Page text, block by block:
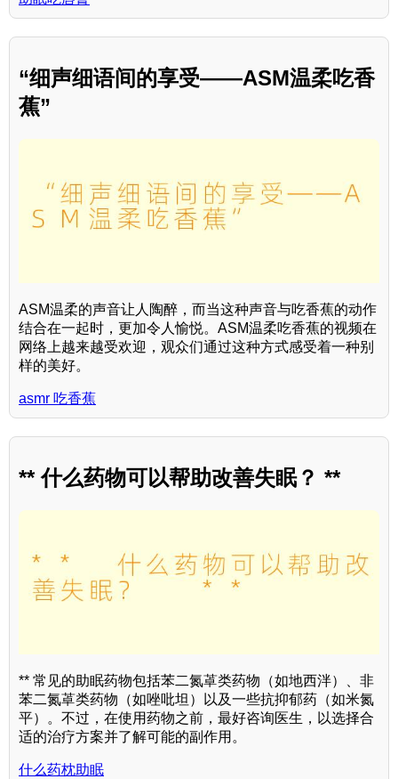
“细声细语间的享受——ASM温柔吃香
蕉”
ASM温柔的声音让人陶醉，而当这种声音与吃香蕉的动作
结合在一起时，更加令人愉悦。ASM温柔吃香蕉的视频在
网络上越来越受欢迎，观众们通过这种方式感受着一种别
样的美好。
asmr 吃香蕉
** 什么药物可以帮助改善失眠？ **
** 常见的助眠药物包括苯二氮䓬类药物（如地西泮）、非
苯二氮䓬类药物（如唑吡坦）以及一些抗抑郁药（如米氮
平）。不过，在使用药物之前，最好咨询医生，以选择合
适的治疗方案并了解可能的副作用。
什么药枕助眠